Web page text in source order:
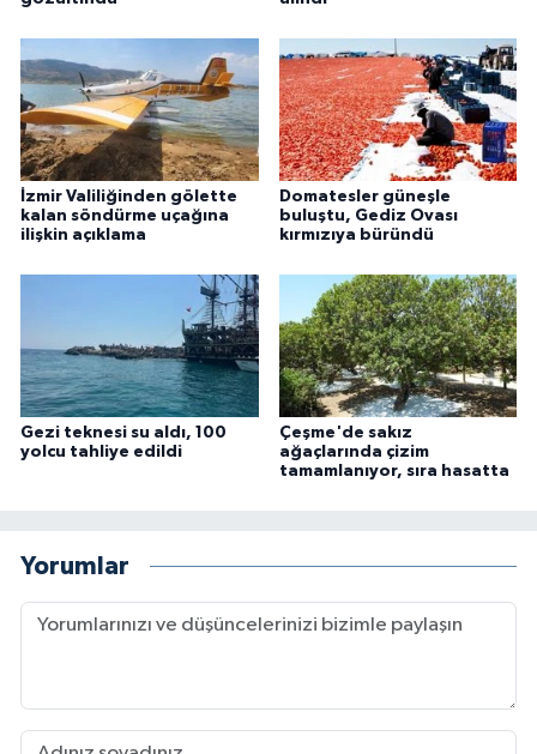
İzmir Valiliğinden gölette
kalan söndürme uçağına
ilişkin açıklama
Domatesler güneşle
buluştu, Gediz Ovası
kırmızıya büründü
Gezi teknesi su aldı, 100
yolcu tahliye edildi
Çeşme'de sakız
ağaçlarında çizim
tamamlanıyor, sıra hasatta
Yorumlar